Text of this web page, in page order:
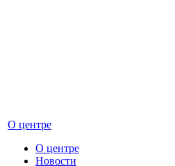
О центре
О центре
Новости